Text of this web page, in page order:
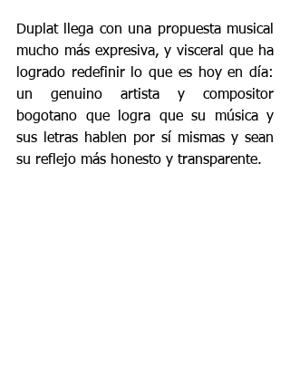
Duplat llega con una propuesta musical
mucho más expresiva, y visceral que ha
logrado redefinir lo que es hoy en día:
un genuino artista y compositor
bogotano que logra que su música y
sus letras hablen por sí mismas y sean
su reflejo más honesto y transparente.